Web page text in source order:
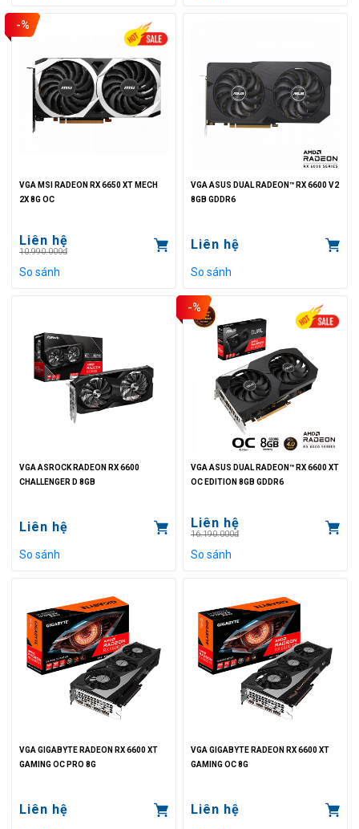
-%
VGA MSI RADEON RX 6650 XT MECH
2X 8G OC
Liên hệ
10.990.000đ
So sánh
VGA ASUS DUAL RADEON™ RX 6600 V2
8GB GDDR6
Liên hệ
So sánh
VGA ASROCK RADEON RX 6600
CHALLENGER D 8GB
Liên hệ
So sánh
-%
VGA ASUS DUAL RADEON™ RX 6600 XT
OC EDITION 8GB GDDR6
Liên hệ
16.190.000đ
So sánh
VGA GIGABYTE RADEON RX 6600 XT
GAMING OC PRO 8G
Liên hệ
VGA GIGABYTE RADEON RX 6600 XT
GAMING OC 8G
Liên hệ